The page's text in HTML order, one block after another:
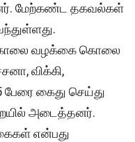
மேற்கண்ட தகவல்கள்
வழக்கை கொலை
விக்கி,
பேரை கைது செய்து
அடைத்தனர்.
என்பது